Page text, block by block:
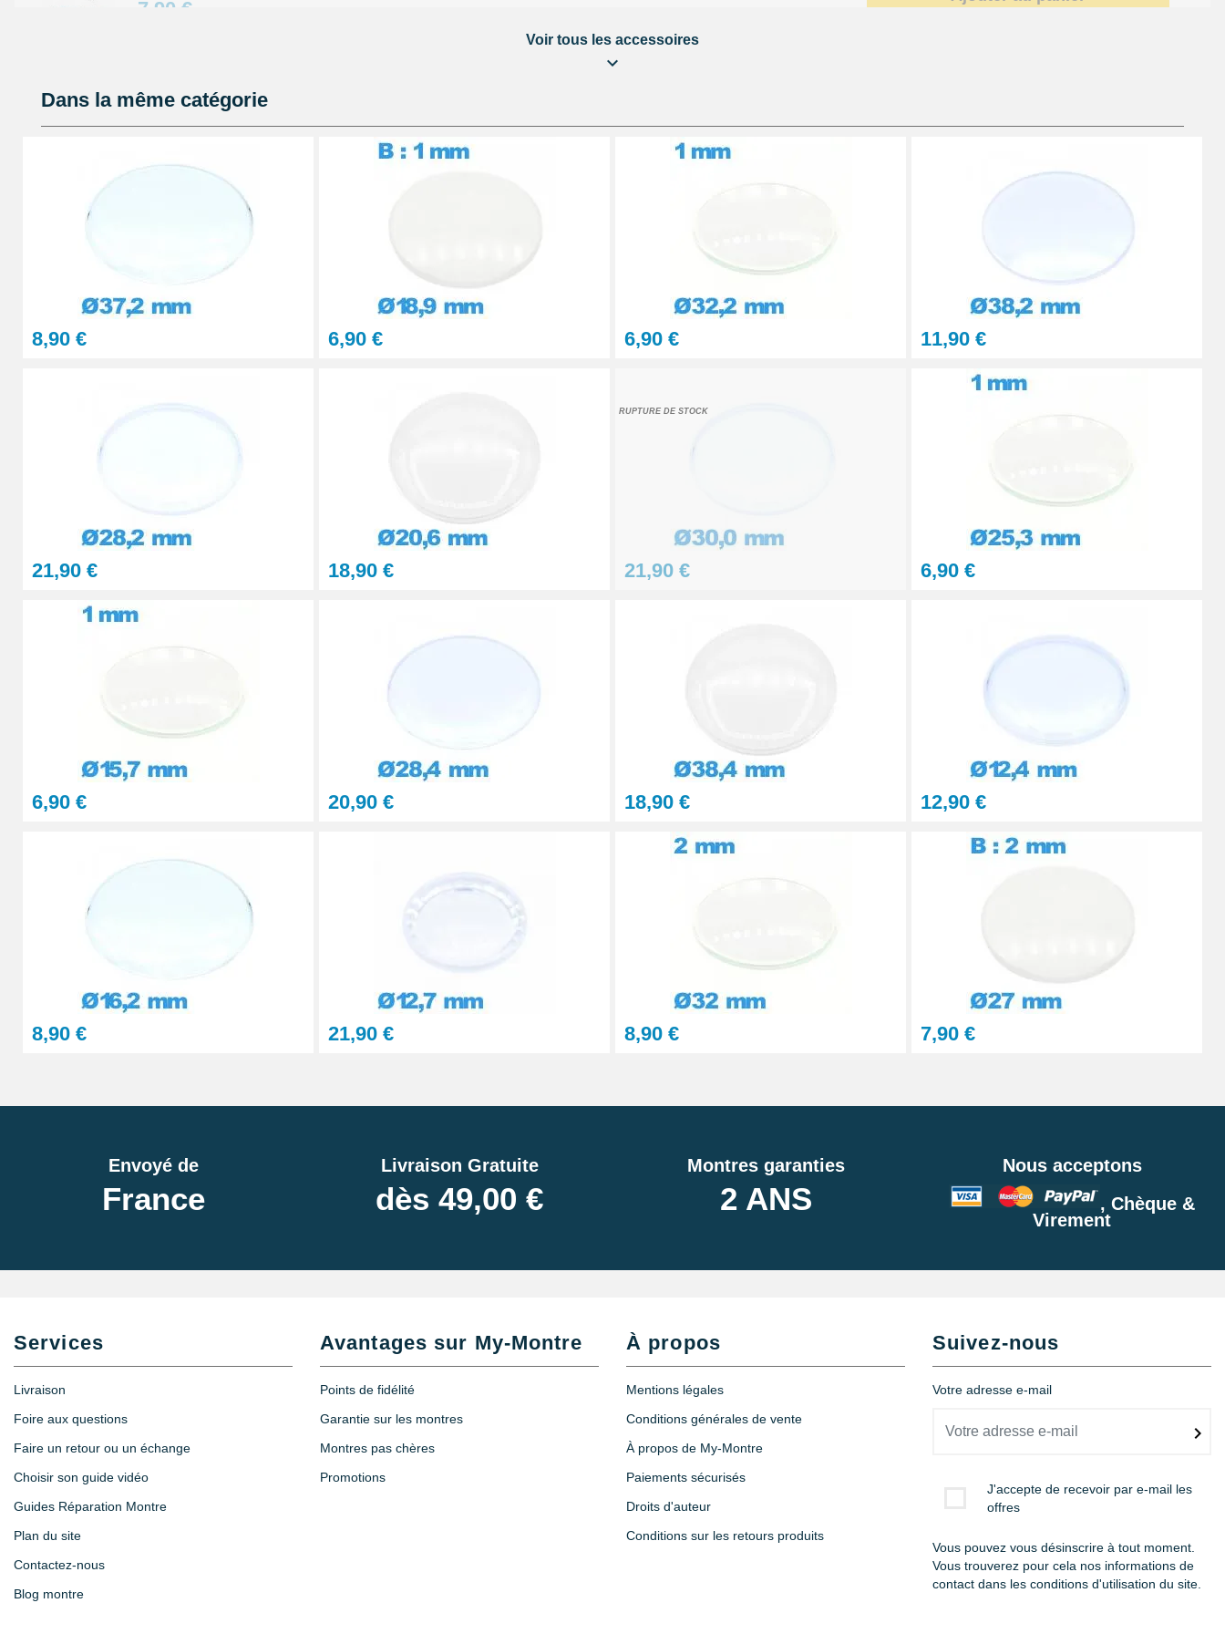
colle G-S Hypo Cement avec
soignée est la clé d’une restauration réussie qui confère longévité et esthétique
à la montre.
7,90 €
16,90 €
Cloche de démontage horloger anti poussière
Ajouter au panier
Colle GS Hypo Cement Précision pour Réparation Montre et Bijou
Ajouter au panier
Ajouter au panier
Voir tous les accessoires
Dans la même catégorie
8,90 € 6,90 € 6,90 € 11,90 €
21,90 € 18,90 €
RUPTURE DE STOCK
21,90 € 6,90 €
6,90 € 20,90 € 18,90 € 12,90 €
8,90 € 21,90 € 8,90 € 7,90 €
Envoyé de
France
Livraison Gratuite
dès 49,00 €
Montres garanties
2 ANS
Nous acceptons
, Chèque &
Virement
Services
Livraison
Foire aux questions
Faire un retour ou un échange
Choisir son guide vidéo
Guides Réparation Montre
Plan du site
Contactez-nous
Blog montre
Avantages sur My-Montre
Points de fidélité
Garantie sur les montres
Montres pas chères
Promotions
À propos
Mentions légales
Conditions générales de vente
À propos de My-Montre
Paiements sécurisés
Droits d'auteur
Conditions sur les retours produits
Suivez-nous
Votre adresse e-mail
J'accepte de recevoir par e-mail les
offres
Vous pouvez vous désinscrire à tout moment.
Vous trouverez pour cela nos informations de
contact dans les conditions d'utilisation du site.